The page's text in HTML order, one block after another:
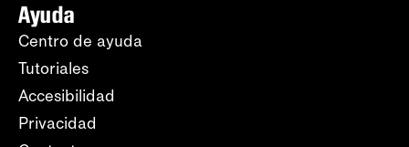
Ayuda
Centro de ayuda
Tutoriales
Accesibilidad
Privacidad